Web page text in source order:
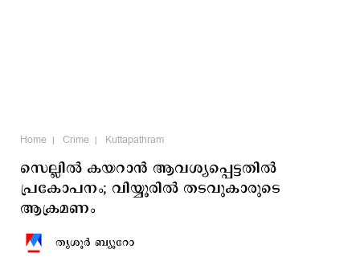
Home Crime Kuttapathram
സെല്ലില്‍ കയറാന്‍ ആവശ്യപ്പെട്ടതില്‍
പ്രകോപനം; വിയ്യൂരില്‍ തടവുകാരുടെ
ആക്രമണം
തൃശൂര്‍ ബ്യൂറോ